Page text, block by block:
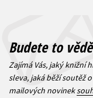
Budete to
Zajímá Vás, jaký knižní
sleva, jaká běží soutěž
mailových novinek